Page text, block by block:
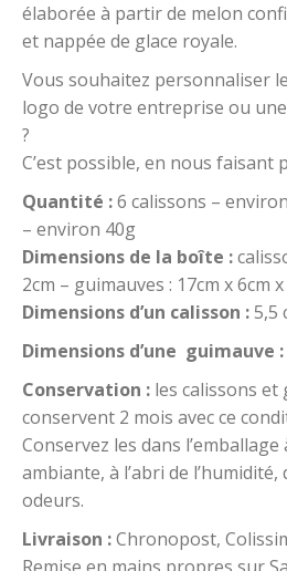
élaborée à partir de melon
et nappée de glace royale.
Vous souhaitez personnaliser
logo de votre entreprise ou
?
C’est possible, en nous faisant
Quantité :6 calissons –
– environ 40g
Dimensions de la boîte :
2cm – guimauves : 17cm x 6cm x
Dimensions d’un calisson :5,5
Dimensions d’une guimauve :
Conservation : les calissons et
conservent 2 mois avec ce
Conservez les dans
ambiante, à l’abri de
odeurs.
Livraison :Chronopost,